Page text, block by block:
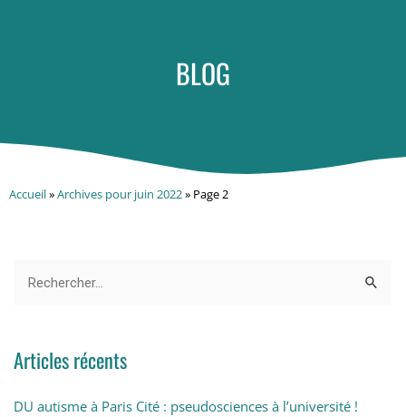
BLOG
Accueil»Archives pour juin 2022» Page 2
Articles récents
DU autisme à Paris Cité : pseudosciences à l’université !